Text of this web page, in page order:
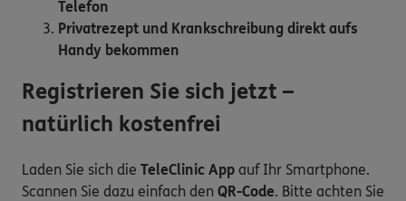
Telefon
Privatrezept und Krankschreibung direkt aufs
Handy bekommen
Registrieren Sie sich jetzt –
natürlich kostenfrei
Laden Sie sich die TeleClinic App auf Ihr Smartphone.
Scannen Sie dazu einfach den QR-Code. Bitte achten Sie